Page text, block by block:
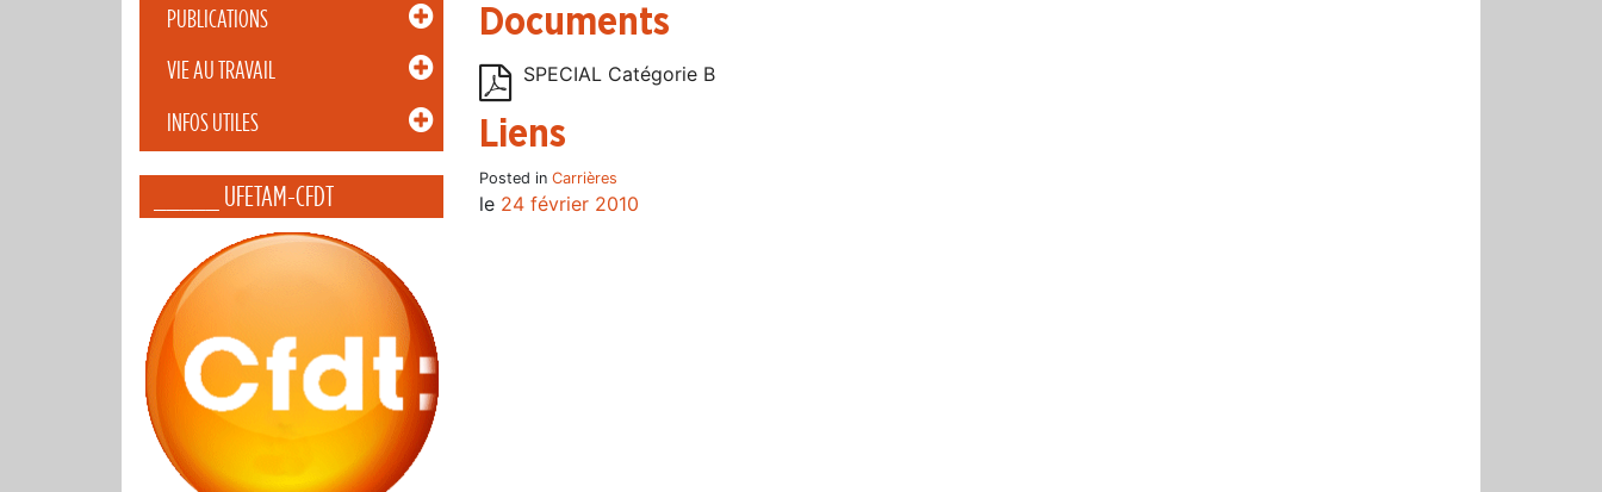
PUBLICATIONS
VIE AU TRAVAIL
INFOS UTILES
_____ UFETAM-CFDT
Documents
SPECIAL Catégorie B
Liens
Posted in Carrières
le 24 février 2010